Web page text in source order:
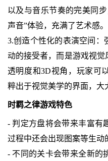
以及与音乐节奏的完美同
声音”体验，充满了艺术感。
3.创造个性化的表演空间：
动的接受者，而是游戏视觉
透明度和3D视角，玩家可
粹出于视觉美学的界面，大
时羁之律游戏特色
- 判定方盘将会带来丰富有
过程中还会出现图案等生动
- 不同的关卡会带来全新的